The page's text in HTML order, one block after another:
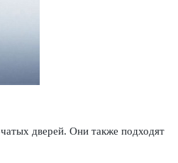
дверей. Они также подходят